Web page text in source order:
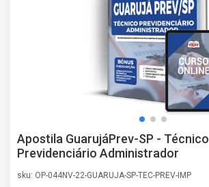
Apostila GuarujáPrev-SP - Técnico
Previdenciário Administrador
sku: OP-044NV-22-GUARUJA-SP-TEC-PREV-IMP